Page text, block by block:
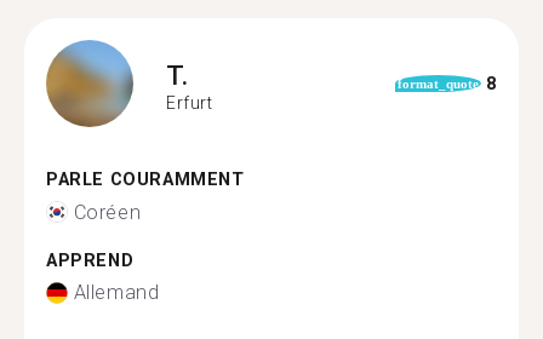
T.
Erfurt
format_quote 8
PARLE COURAMMENT
Coréen
APPREND
Allemand